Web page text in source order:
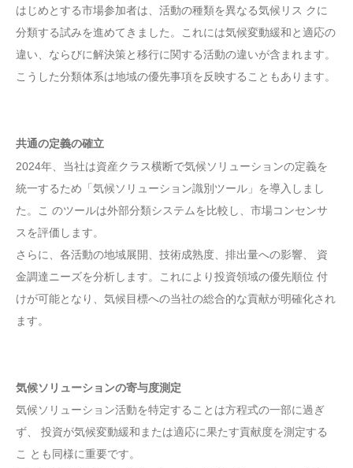
はじめとする市場参加者は、活動の種類を異なる気候リス クに
分類する試みを進めてきました。これには気候変動緩和と適応の
違い、ならびに解決策と移行に関する活動の違いが含まれます。
こうした分類体系は地域の優先事項を反映することもあります。
共通の定義の確立
2024年、当社は資産クラス横断で気候ソリューションの定義を
統一するため「気候ソリューション識別ツール」を導入しまし
た。こ のツールは外部分類システムを比較し、市場コンセンサ
スを評価します。
さらに、各活動の地域展開、技術成熟度、排出量への影響、 資
金調達ニーズを分析します。これにより投資領域の優先順位 付
けが可能となり、気候目標への当社の総合的な貢献が明確化され
ます。
気候ソリューションの寄与度測定
気候ソリューション活動を特定することは方程式の一部に過ぎ
ず、 投資が気候変動緩和または適応に果たす貢献度を測定する
こ とも同様に重要です。